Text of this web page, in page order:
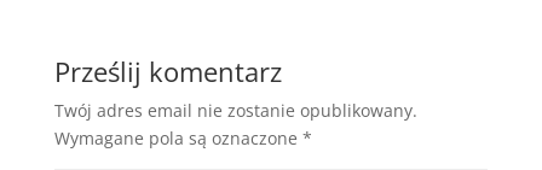
Prześlij komentarz
Twój adres email nie zostanie opublikowany.
Wymagane pola są oznaczone *